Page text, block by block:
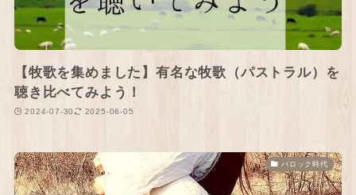
【牧歌を集めました】有名な牧歌（パストラル）を
聴き比べてみよう！
2024-07-30 2025-06-05
バロック時代